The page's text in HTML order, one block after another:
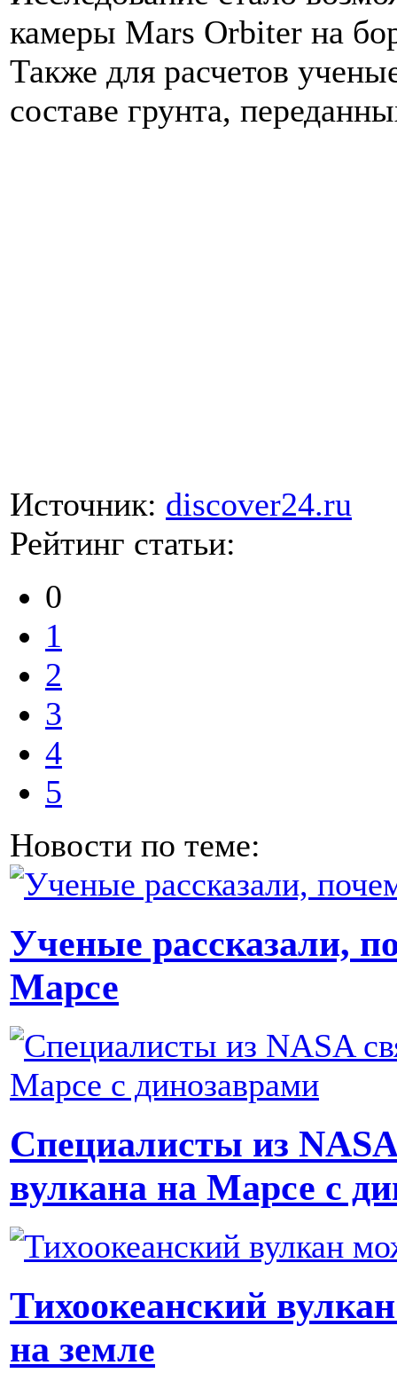
камеры Mars Orbiter на
Также для расчетов
составе грунта,
Источник: discover24.ru
Рейтинг статьи:
0
1
2
3
4
5
Новости по теме:
Ученые рассказали,
Марсе
Специалисты из
вулкана на Марсе с
Тихоокеанский
на земле